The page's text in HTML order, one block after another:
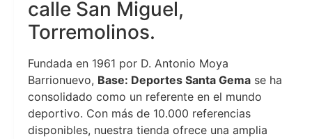
calle San Miguel,
Torremolinos.
Fundada en 1961 por D. Antonio Moya
Barrionuevo, Base: Deportes Santa Gema se ha
consolidado como un referente en el mundo
deportivo. Con más de 10.000 referencias
disponibles, nuestra tienda ofrece una amplia